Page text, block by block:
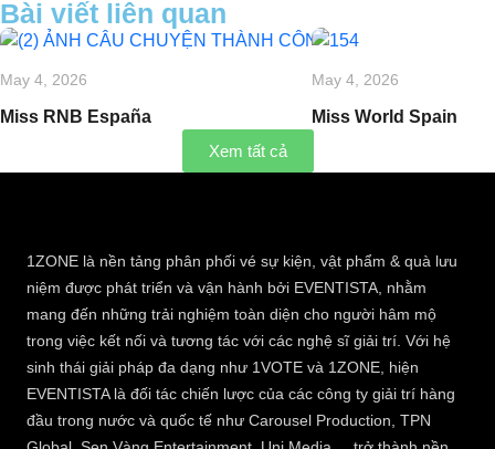
Bài viết liên quan
May 4, 2026
Miss RNB España
May 4, 2026
Miss World Spain
Xem tất cả
1ZONE là nền tảng phân phối vé sự kiện, vật phẩm & quà lưu
niệm được phát triển và vận hành bởi EVENTISTA, nhằm
mang đến những trải nghiệm toàn diện cho người hâm mộ
trong việc kết nối và tương tác với các nghệ sĩ giải trí. Với hệ
sinh thái giải pháp đa dạng như 1VOTE và 1ZONE, hiện
EVENTISTA là đối tác chiến lược của các công ty giải trí hàng
đầu trong nước và quốc tế như Carousel Production, TPN